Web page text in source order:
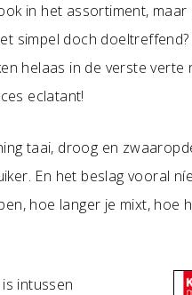
in het assortiment,
simpel doch
helaas in de verste verte
eclatant!
taai, droog en
En het beslag vooral
hoe langer je mixt, hoe
intussen